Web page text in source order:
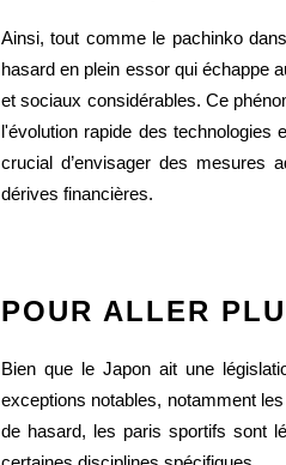
Ainsi, tout comme le pachinko
hasard en plein essor qui échappe
et sociaux considérables. Ce
l'évolution rapide des technologies
crucial d’envisager des mesures
dérives financières.
POUR ALLER
Bien que le Japon ait une
exceptions notables, notamment
de hasard, les paris sportifs sont